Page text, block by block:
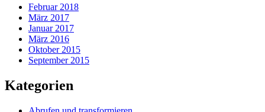
Februar 2018
März 2017
Januar 2017
März 2016
Oktober 2015
September 2015
Kategorien